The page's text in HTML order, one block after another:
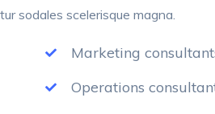
sodales scelerisque magna.
Marketing
Operations